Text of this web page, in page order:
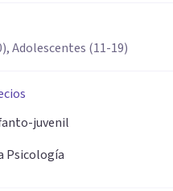
Adolescentes (11-19)
juvenil
Psicología